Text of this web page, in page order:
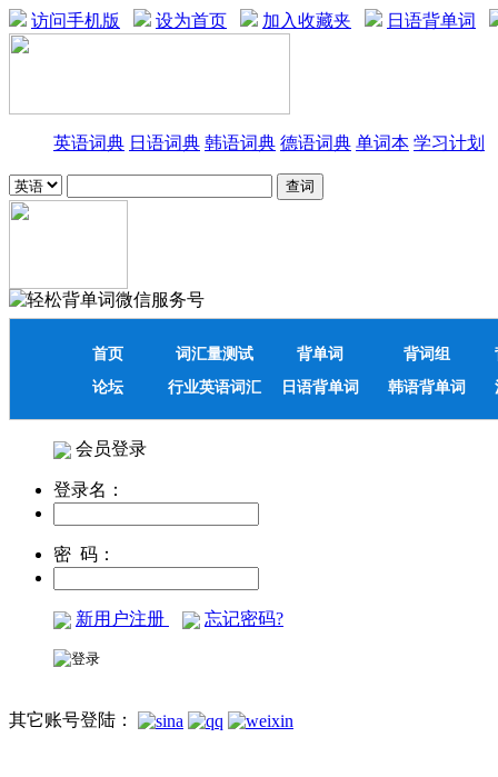
访问手机版 设为首页 加入收藏夹 日语背单词
英语词典 日语词典 韩语词典 德语词典 单词本 学习计划
首页 词汇量测试 背单词 背词组
论坛
行业英语词汇 日语背单词 韩语背单词
会员登录
登录名：
密 码：
新用户注册 忘记密码?
其它账号登陆：